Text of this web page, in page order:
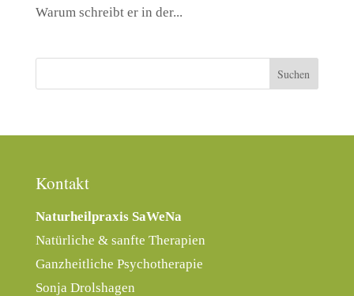
Warum schreibt er in der...
Kontakt
Naturheilpraxis SaWeNa
Natürliche & sanfte Therapien
Ganzheitliche Psychotherapie
Sonja Drolshagen